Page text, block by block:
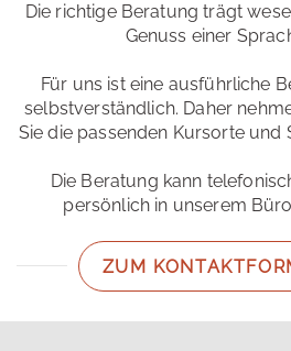
Die richtige Beratung trägt
Genuss einer
Für uns ist eine ausführliche
selbstverständlich. Daher
Sie die passenden Kursorte und
Die Beratung kann
persönlich in unserem
ZUM